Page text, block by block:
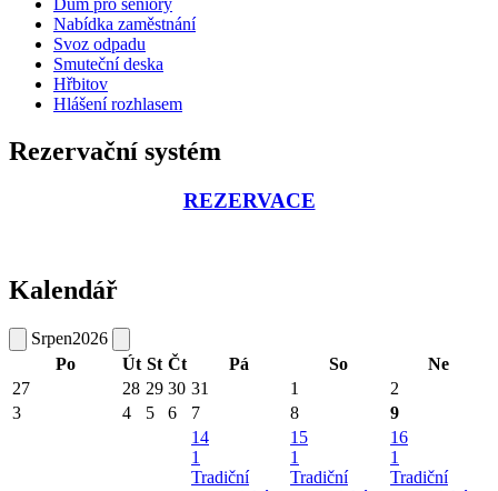
Nabídka zaměstnání
Svoz odpadu
Smuteční deska
Hřbitov
Hlášení rozhlasem
Rezervační systém
REZERVACE
Kalendář
Srpen2026
Po
Út St Čt Pá So
Ne
27
28 29 30 31 1
2
3
4 5 6 7 8 9
14
1
Tradiční
15
1
Tradiční
16
1
Tradiční